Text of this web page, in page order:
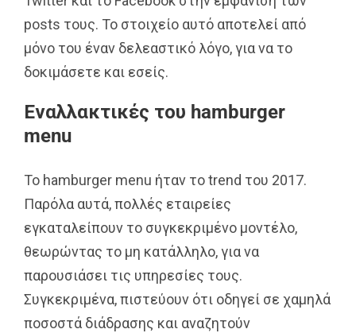
posts τους. Το στοιχείο αυτό αποτελεί από
μόνο του έναν δελεαστικό λόγο, για να το
δοκιμάσετε και εσείς.
Εναλλακτικές του hamburger
menu
Το hamburger menu ήταν το trend του 2017.
Παρόλα αυτά, πολλές εταιρείες
εγκαταλείπουν το συγκεκριμένο μοντέλο,
θεωρώντας το μη κατάλληλο, για να
παρουσιάσει τις υπηρεσίες τους.
Συγκεκριμένα, πιστεύουν ότι οδηγεί σε χαμηλά
ποσοστά διάδρασης και αναζητούν